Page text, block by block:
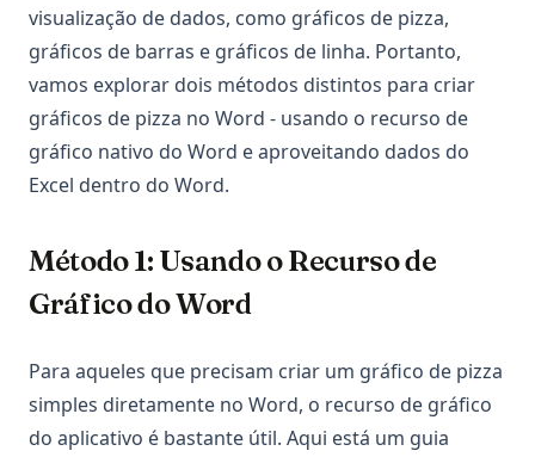
visualização de dados, como gráficos de pizza,
gráficos de barras e gráficos de linha. Portanto,
vamos explorar dois métodos distintos para criar
gráficos de pizza no Word - usando o recurso de
gráfico nativo do Word e aproveitando dados do
Excel dentro do Word.
Método 1: Usando o Recurso de
Gráfico do Word
Para aqueles que precisam criar um gráfico de pizza
simples diretamente no Word, o recurso de gráfico
do aplicativo é bastante útil. Aqui está um guia